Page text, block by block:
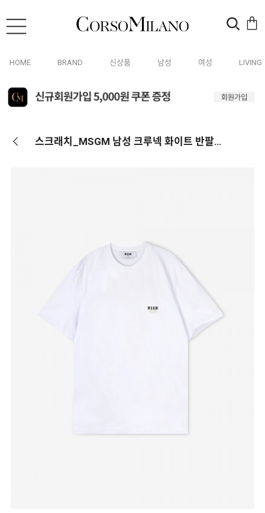
HOME BRAND 신상품 남성 여성 LIVING
스크래치_MSGM 남성 크루넥 화이트 반팔티 3040MM163 217098 01(187696)